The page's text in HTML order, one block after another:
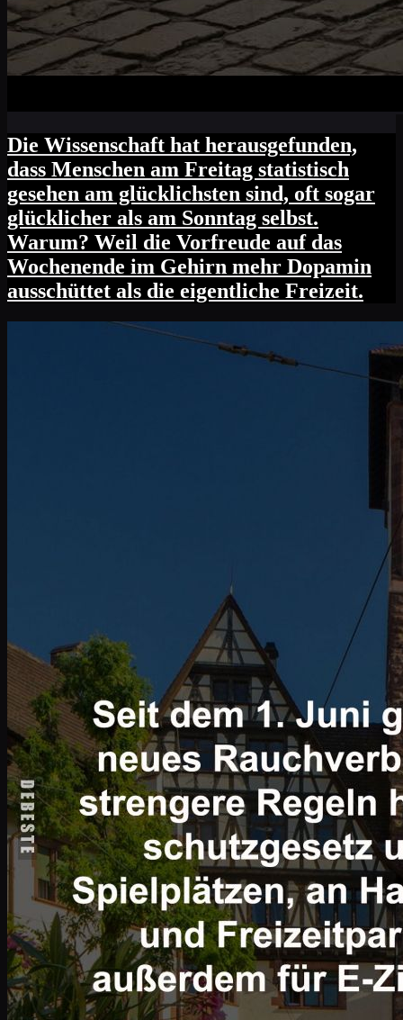
Die Wissenschaft hat herausgefunden,
dass Menschen am Freitag statistisch
gesehen am glücklichsten sind, oft sogar
glücklicher als am Sonntag selbst.
Warum? Weil die Vorfreude auf das
Wochenende im Gehirn mehr Dopamin
ausschüttet als die eigentliche Freizeit.